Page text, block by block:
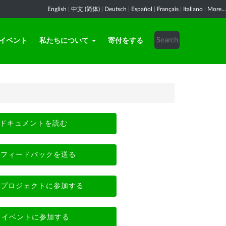
English 中文 (简体) Deutsch Español Français Italiano More...
ベント 私たちについて 寄付をする
ドキュメントを読む
フィードバックを送る
プロジェクトに参加する
イベントに参加する